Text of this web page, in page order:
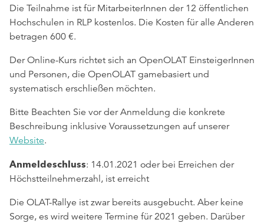
Die Teilnahme ist für MitarbeiterInnen der 12 öffentlichen
Hochschulen in RLP kostenlos. Die Kosten für alle Anderen
betragen 600 €.
Der Online-Kurs richtet sich an OpenOLAT EinsteigerInnen
und Personen, die OpenOLAT gamebasiert und
systematisch erschließen möchten.
Bitte Beachten Sie vor der Anmeldung die konkrete
Beschreibung inklusive Voraussetzungen auf unserer
Website.
Anmeldeschluss: 14.01.2021 oder bei Erreichen der
Höchstteilnehmerzahl, ist erreicht
Die OLAT-Rallye ist zwar bereits ausgebucht. Aber keine
Sorge, es wird weitere Termine für 2021 geben. Darüber